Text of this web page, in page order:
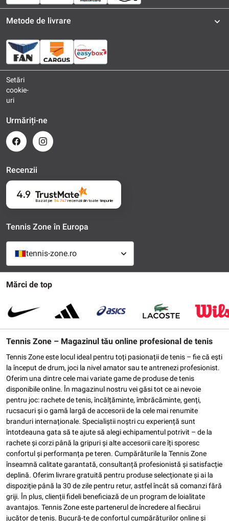
Mărci de top
Tennis Zone – Magazinul tău online profesional de tenis
Tennis Zone este locul ideal pentru toți pasionații de tenis – fie că ești
la început de drum, joci la nivel amator sau te antrenezi profesionist.
Oferim una dintre cele mai variate game de produse de tenis
disponibile online. În magazinul nostru vei găsi tot ce ai nevoie
pentru joc: rachete de tenis, încălțăminte, îmbrăcăminte, genți,
rucsacuri și o gamă largă de accesorii de la cele mai renumite
branduri internaționale. Specialiștii noștri cu experiență sunt
întotdeauna gata să te ajute să alegi echipamentul potrivit – de la
rachete și corzi până la gripuri și alte accesorii care îți sporesc
confortul și performanța pe teren. Cumpărăturile la Tennis Zone
înseamnă calitate garantată, consultanță profesionistă și satisfacție
deplină. Oferim livrare gratuită pentru produse selecționate și ai la
dispoziție până la 30 de zile pentru retur, astfel încât să comanzi fără
griji. În plus, clienții fideli beneficiază de un program de loialitate
avantajos. Tennis Zone este partenerul de încredere al fiecărui
jucător de tenis. Bucură-te de confortul cumpărăturilor online și
Metode de livrare
Setări
cookie-
uri
Urmăriți-ne
Recenzii
4.9
Bazat pe 54 747recenziidin toate timpurile
Tennis Zone în Europa
tennis-zone.ro